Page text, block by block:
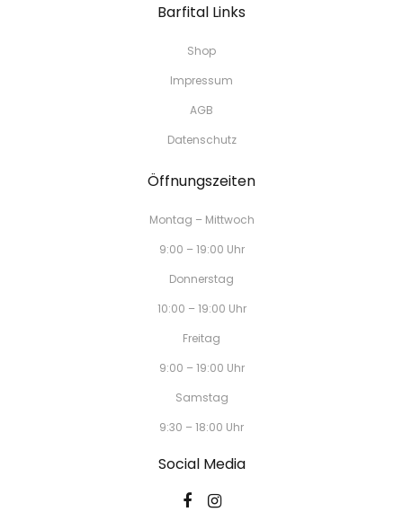
Barfital Links
Shop
Impressum
AGB
Datenschutz
Öffnungszeiten
Montag – Mittwoch
9:00 – 19:00 Uhr
Donnerstag
10:00 – 19:00 Uhr
Freitag
9:00 – 19:00 Uhr
Samstag
9:30 – 18:00 Uhr
Social Media